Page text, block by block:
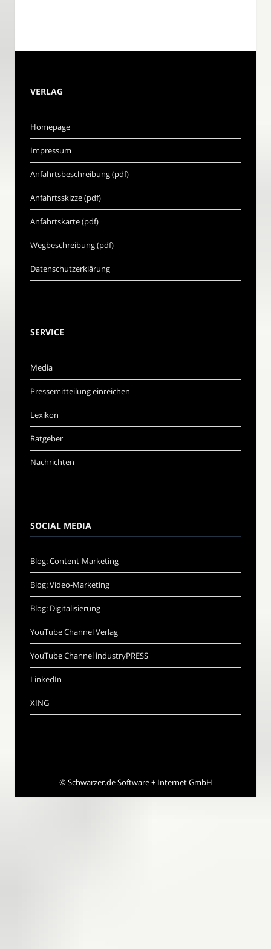
VERLAG
Homepage
Impressum
Anfahrtsbeschreibung (pdf)
Anfahrtsskizze (pdf)
Anfahrtskarte (pdf)
Wegbeschreibung (pdf)
Datenschutzerklärung
SERVICE
Media
Pressemitteilung einreichen
Lexikon
Ratgeber
Nachrichten
SOCIAL MEDIA
Blog: Content-Marketing
Blog: Video-Marketing
Blog: Digitalisierung
YouTube Channel Verlag
YouTube Channel industryPRESS
LinkedIn
XING
©Schwarzer.de Software + Internet GmbH